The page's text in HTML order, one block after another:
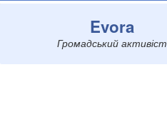
Evora
Громадський активіст